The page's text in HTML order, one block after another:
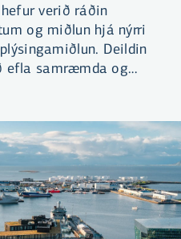
verið ráðin
og miðlun hjá nýrri
Deildin
efla samræmda og